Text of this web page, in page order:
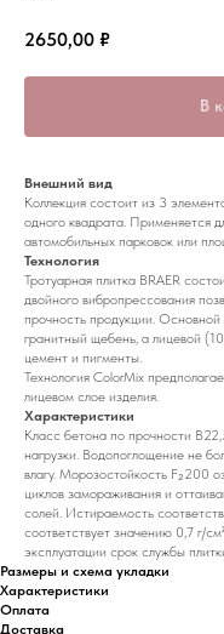
2650,00 ₽
В
Внешний вид
Коллекция состоит из 3
одного квадрата. Применяется
автомобильных парковок или
Технология
Тротуарная плитка BRAER
двойного вибропрессования
прочность продукции.
гранитный щебень, а лицевой
цемент и пигменты.
Технология ColorMix
лицевом слое изделия.
Характеристики
Класс бетона по прочности
нагрузки. Водопоглощение не
влагу. Морозостойкость F₂200
циклов замораживания и
солей. Истираемость
соответствует значению 0,7 г/
эксплуатации срок службы
Размеры и схема укладки
Характеристики
Оплата
Доставка